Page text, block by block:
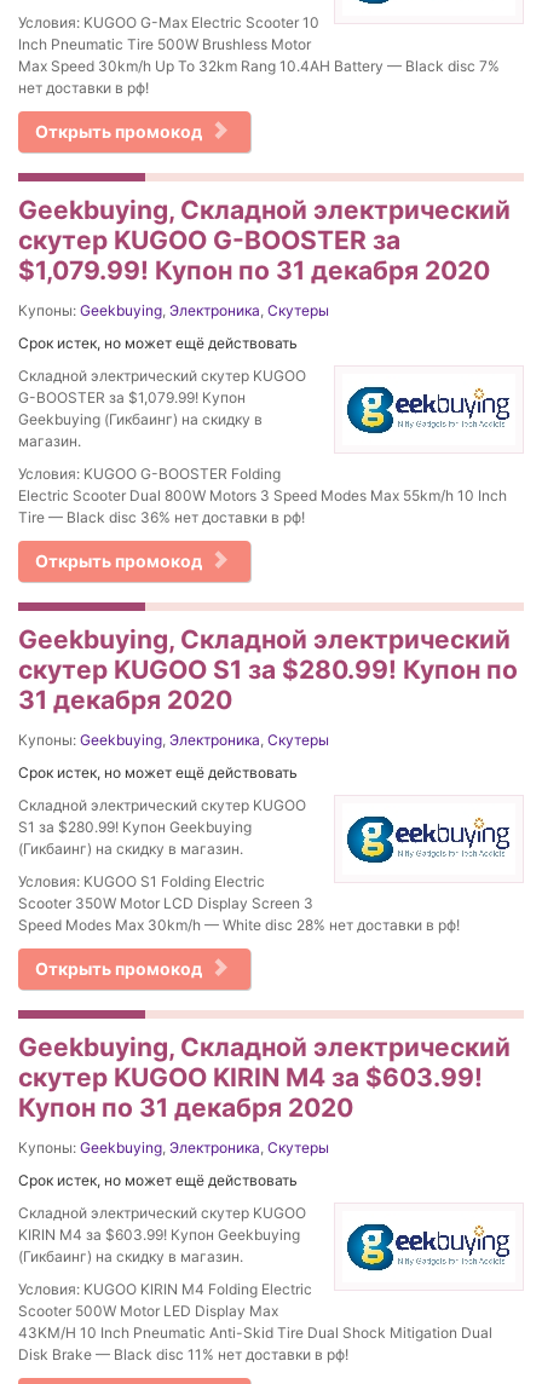
Условия: KUGOO G-Max Electric Scooter 10
Inch Pneumatic Tire 500W Brushless Motor
Max Speed 30km/h Up To 32km Rang 10.4AH Battery — Black disc 7%
нет доставки в рф!
Открыть промокод
Geekbuying, Складной электрический
скутер KUGOO G-BOOSTER за
$1,079.99! Купон по 31 декабря 2020
Купоны: Geekbuying, Электроника, Скутеры
Срок истек, но может ещё действовать
Складной электрический скутер KUGOO
G-BOOSTER за $1,079.99! Купон
Geekbuying (Гикбаинг) на скидку в
магазин.
Условия: KUGOO G-BOOSTER Folding
Electric Scooter Dual 800W Motors 3 Speed Modes Max 55km/h 10 Inch
Tire — Black disc 36% нет доставки в рф!
Открыть промокод
Geekbuying, Складной электрический
скутер KUGOO S1 за $280.99! Купон по
31 декабря 2020
Купоны: Geekbuying, Электроника, Скутеры
Срок истек, но может ещё действовать
Складной электрический скутер KUGOO
S1 за $280.99! Купон Geekbuying
(Гикбаинг) на скидку в магазин.
Условия: KUGOO S1 Folding Electric
Scooter 350W Motor LCD Display Screen 3
Speed Modes Max 30km/h — White disc 28% нет доставки в рф!
Открыть промокод
Geekbuying, Складной электрический
скутер KUGOO KIRIN M4 за $603.99!
Купон по 31 декабря 2020
Купоны: Geekbuying, Электроника, Скутеры
Срок истек, но может ещё действовать
Складной электрический скутер KUGOO
KIRIN M4 за $603.99! Купон Geekbuying
(Гикбаинг) на скидку в магазин.
Условия: KUGOO KIRIN M4 Folding Electric
Scooter 500W Motor LED Display Max
43KM/H 10 Inch Pneumatic Anti-Skid Tire Dual Shock Mitigation Dual
Disk Brake — Black disc 11% нет доставки в рф!